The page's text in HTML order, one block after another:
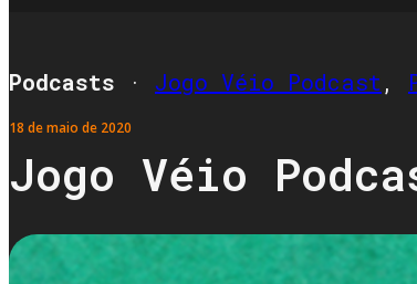
Podcasts · Jogo Véio Podcast,
18 de maio de 2020
Jogo Véio